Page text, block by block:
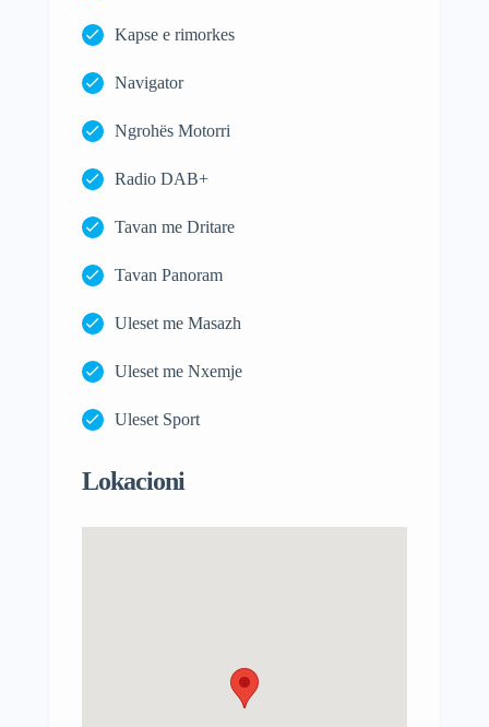
Kapse e rimorkes
Navigator
Ngrohës Motorri
Radio DAB+
Tavan me Dritare
Tavan Panoram
Uleset me Masazh
Uleset me Nxemje
Uleset Sport
Lokacioni